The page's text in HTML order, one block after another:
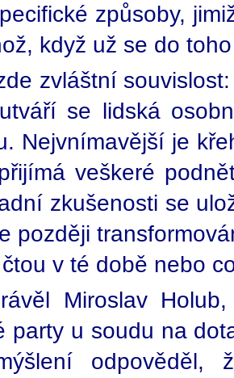
způsoby,
když už se do
zvláštní
se lidská
Nejvnímavější je
veškeré
zkušenosti se
později
v té době nebo
Miroslav
party u soudu na